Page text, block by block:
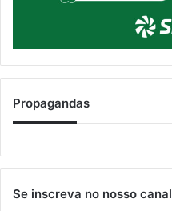
Propagandas
Se inscreva no nosso canal